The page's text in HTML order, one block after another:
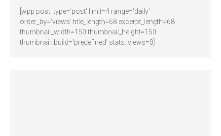
[wpp post_type='post' limit=4 range='daily'
order_by='views' title_length=68 excerpt_length=68
thumbnail_width=150 thumbnail_height=150
thumbnail_build='predefined' stats_views=0]